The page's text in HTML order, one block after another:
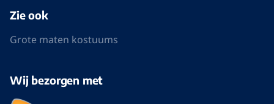
Zie ook
Grote maten kostuums
Wij bezorgen met